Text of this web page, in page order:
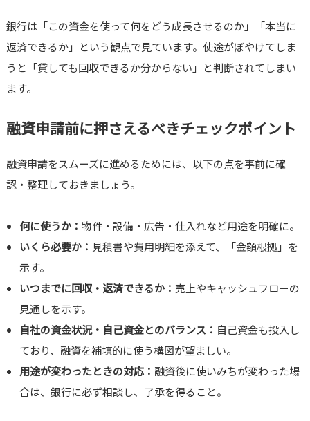
銀行は「この資金を使って何をどう成長させるのか」「本当に
返済できるか」という観点で見ています。使途がぼやけてしま
うと「貸しても回収できるか分からない」と判断されてしまい
ます。
融資申請前に押さえるべきチェックポイント
融資申請をスムーズに進めるためには、以下の点を事前に確
認・整理しておきましょう。
何に使うか：物件・設備・広告・仕入れなど用途を明確に。
いくら必要か： 見積書や費用明細を添えて、「金額根拠」を
示す。
いつまでに回収・返済できるか： 売上やキャッシュフローの
見通しを示す。
自社の資金状況・自己資金とのバランス： 自己資金も投入し
ており、融資を補填的に使う構図が望ましい。
用途が変わったときの対応： 融資後に使いみちが変わった場
合は、銀行に必ず相談し、了承を得ること。